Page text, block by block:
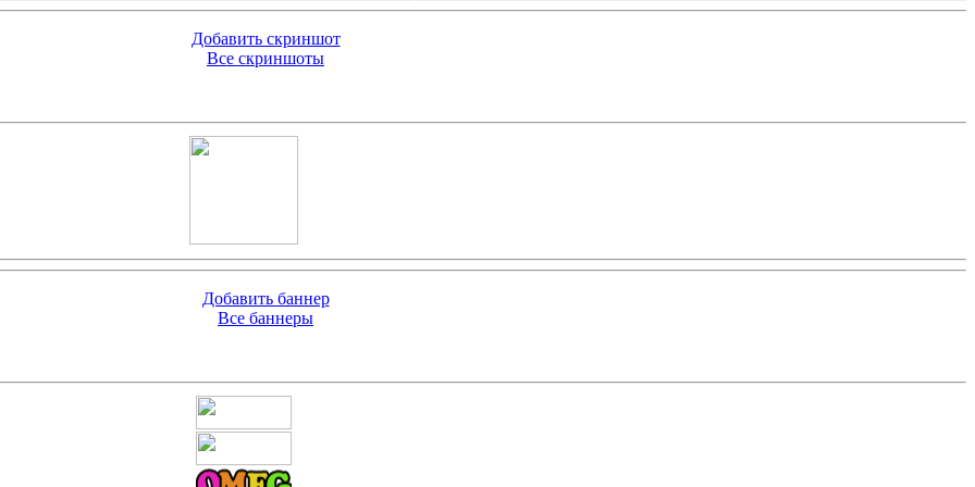
Добавить скриншот
Все скриншоты
Добавить баннер
Все баннеры